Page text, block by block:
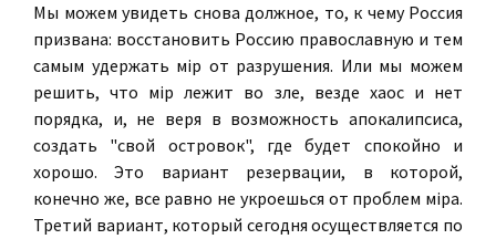
Мы можем увидеть снова должное, то, к чему Россия
призвана: восстановить Россию православную и тем
самым удержать мiр от разрушения. Или мы можем
решить, что мiр лежит во зле, везде хаос и нет
порядка, и, не веря в возможность апокалипсиса,
создать "свой островок", где будет спокойно и
хорошо. Это вариант резервации, в которой,
конечно же, все равно не укроешься от проблем мiра.
Третий вариант, который сегодня осуществляется по